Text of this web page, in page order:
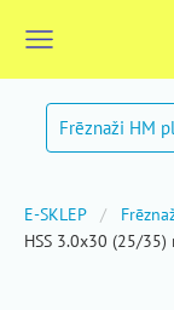
Frēznaži HM
E-SKLEP
HSS 3.0x30 (25/35)